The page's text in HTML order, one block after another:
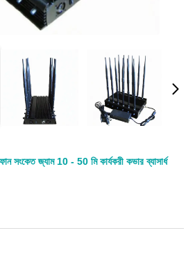
সংকেত জ্যাম 10 - 50 মি কার্যকরী কভার ব্যাসার্ধ